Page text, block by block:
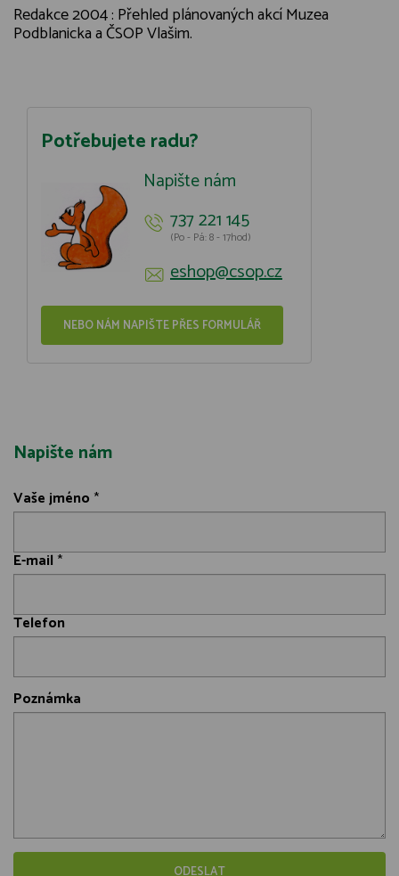
Redakce 2004 : Přehled plánovaných akcí Muzea
Podblanicka a ČSOP Vlašim.
Potřebujete radu?
Napište nám
737 221 145
(Po - Pá: 8 - 17hod)
eshop@csop.cz
NEBO NÁM NAPIŠTE PŘES FORMULÁŘ
Napište nám
Vaše jméno *
E-mail *
Telefon
Poznámka